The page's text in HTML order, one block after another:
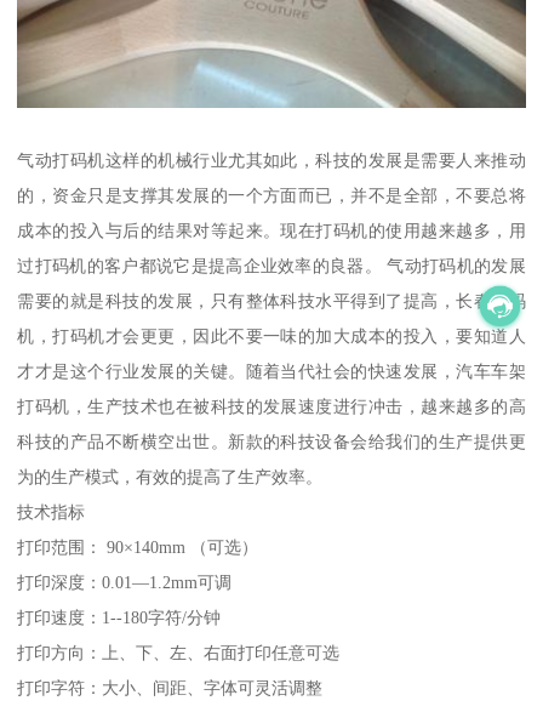
气动打码机这样的机械行业尤其如此，科技的发展是需要人来推动
的，资金只是支撑其发展的一个方面而已，并不是全部，不要总将
成本的投入与后的结果对等起来。现在打码机的使用越来越多，用
过打码机的客户都说它是提高企业效率的良器。 气动打码机的发展
需要的就是科技的发展，只有整体科技水平得到了提高，长春打码
机，打码机才会更更，因此不要一味的加大成本的投入，要知道人
才才是这个行业发展的关键。随着当代社会的快速发展，汽车车架
打码机，生产技术也在被科技的发展速度进行冲击，越来越多的高
科技的产品不断横空出世。新款的科技设备会给我们的生产提供更
为的生产模式，有效的提高了生产效率。
技术指标
打印范围： 90×140mm （可选）
打印深度：0.01—1.2mm可调
打印速度：1--180字符/分钟
打印方向：上、下、左、右面打印任意可选
打印字符：大小、间距、字体可灵活调整